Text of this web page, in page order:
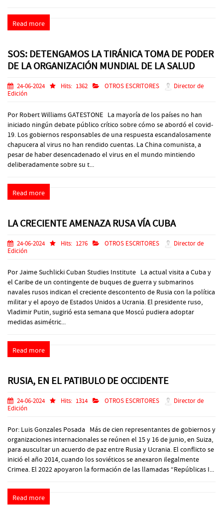
Read more
SOS: DETENGAMOS LA TIRÁNICA TOMA DE PODER
DE LA ORGANIZACIÓN MUNDIAL DE LA SALUD
24-06-2024 Hits: 1362 OTROS ESCRITORES
Director de
Edición
Por Robert Williams GATESTONE La mayoría de los países no han
iniciado ningún debate público crítico sobre cómo se abordó el covid-
19. Los gobiernos responsables de una respuesta escandalosamente
chapucera al virus no han rendido cuentas. La China comunista, a
pesar de haber desencadenado el virus en el mundo mintiendo
deliberadamente sobre su t...
Read more
LA CRECIENTE AMENAZA RUSA VÍA CUBA
24-06-2024 Hits: 1276 OTROS ESCRITORES
Director de
Edición
Por Jaime Suchlicki Cuban Studies Institute La actual visita a Cuba y
el Caribe de un contingente de buques de guerra y submarinos
navales rusos indican el creciente descontento de Rusia con la política
militar y el apoyo de Estados Unidos a Ucrania. El presidente ruso,
Vladimir Putin, sugirió esta semana que Moscú pudiera adoptar
medidas asimétric...
Read more
RUSIA, EN EL PATIBULO DE OCCIDENTE
24-06-2024 Hits: 1314 OTROS ESCRITORES
Director de
Edición
Por: Luis Gonzales Posada Más de cien representantes de gobiernos y
organizaciones internacionales se reúnen el 15 y 16 de junio, en Suiza,
para auscultar un acuerdo de paz entre Rusia y Ucrania. El conflicto se
inició el año 2014, cuando los soviéticos se anexaron ilegalmente
Crimea. El 2022 apoyaron la formación de las llamadas “Repúblicas I...
Read more